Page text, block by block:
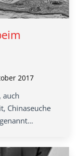
2017
auch
Chinaseuche